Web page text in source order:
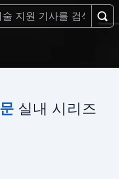
실내 시리즈